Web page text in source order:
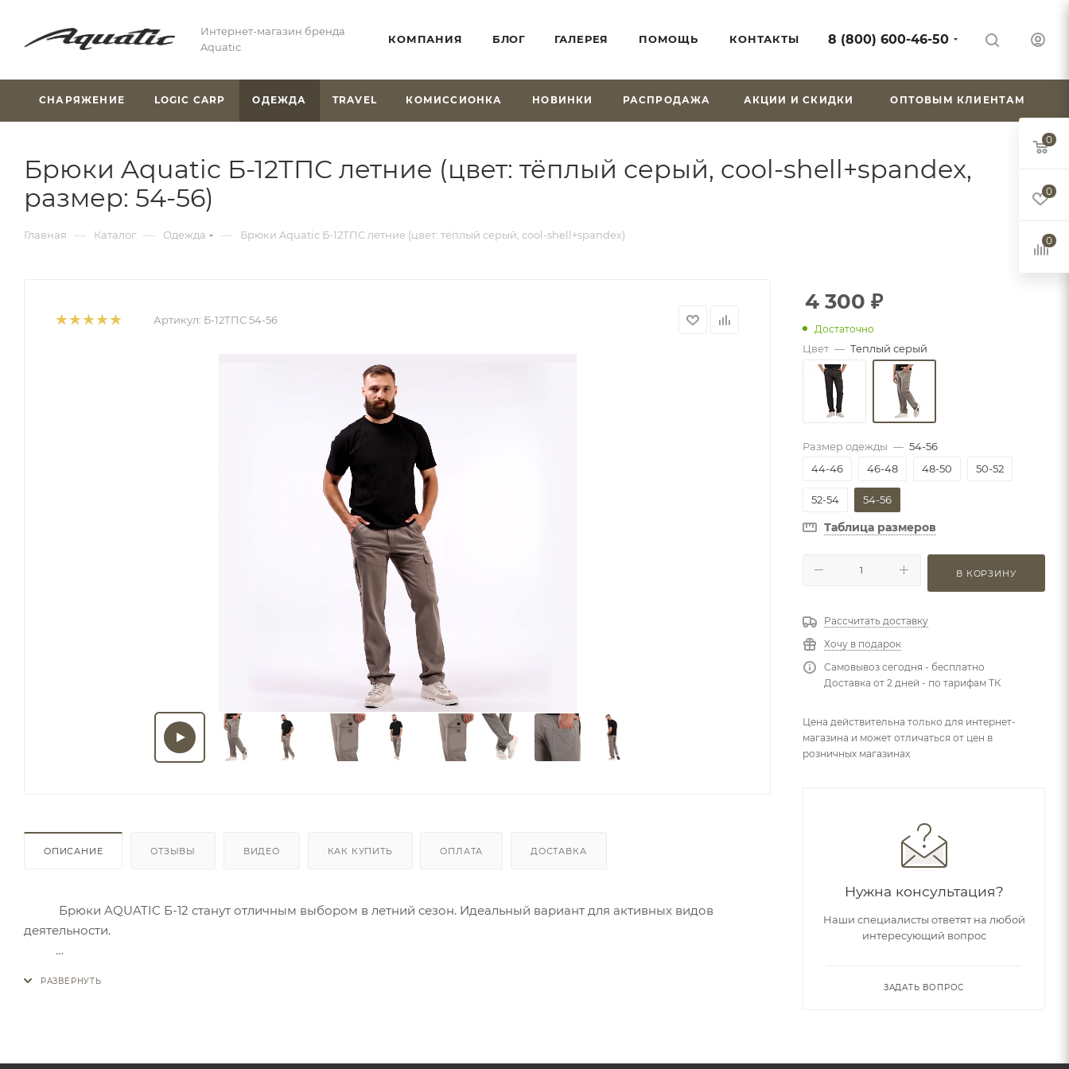
Интернет-магазин бренда
Aquatic
КОМПАНИЯ БЛОГ ГАЛЕРЕЯ ПОМОЩЬ КОНТАКТЫ 8 (800) 600-46-50
СНАРЯЖЕНИЕ LOGIC CARP ОДЕЖДА TRAVEL КОМИССИОНКА НОВИНКИ РАСПРОДАЖА АКЦИИ И СКИДКИ ОПТОВЫМ КЛИЕНТАМ
Брюки Aquatic Б-12ТПС летние (цвет: тёплый серый, cool-shell+spandex,
размер: 54-56)
Главная — Каталог — Одежда — Брюки Aquatic Б-12ТПС летние (цвет: тёплый серый, cool-shell+spandex)
Артикул: Б-12ТПС 54-56
ОПИСАНИЕ ОТЗЫВЫ ВИДЕО КАК КУПИТЬ ОПЛАТА ДОСТАВКА
Брюки AQUATIC Б-12 станут отличным выбором в летний сезон. Идеальный вариант для активных видов
деятельности.
4 300 ₽
Достаточно
Цвет — Теплый серый
Размер одежды — 54-56
44-46
46-48 48-50 50-52
52-54 54-56
Таблица размеров
В КОРЗИНУ
Рассчитать доставку
Хочу в подарок
Самовывоз сегодня - бесплатно
Доставка от 2 дней - по тарифам ТК
Цена действительна только для интернет-
магазина и может отличаться от цен в
розничных магазинах
Нужна консультация?
Наши специалисты ответят на любой
интересующий вопрос
ЗАДАТЬ ВОПРОС
0
0
0